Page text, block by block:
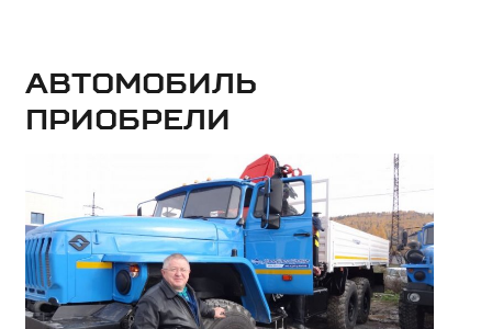
Автомобиль
приобрели